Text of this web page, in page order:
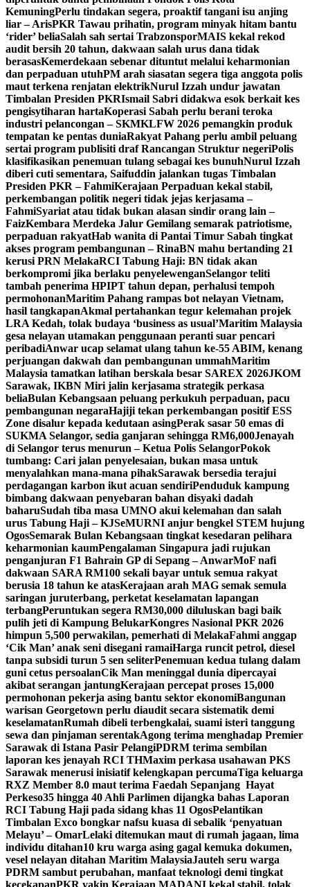
KemuningPerlu tindakan segera, proaktif tangani isu anjing
liar – ArisPKR Tawau prihatin, program minyak hitam bantu
‘rider’ beliaSalah sah sertai TrabzonsporMAIS kekal rekod
audit bersih 20 tahun, dakwaan salah urus dana tidak
berasasKemerdekaan sebenar dituntut melalui keharmonian
dan perpaduan utuhPM arah siasatan segera tiga anggota polis
maut terkena renjatan elektrikNurul Izzah undur jawatan
Timbalan Presiden PKRIsmail Sabri didakwa esok berkait kes
pengisytiharan hartaKoperasi Sabah perlu berani teroka
industri pelancongan – SKMKLFW 2026 pemangkin produk
tempatan ke pentas duniaRakyat Pahang perlu ambil peluang
sertai program publisiti draf Rancangan Struktur negeriPolis
klasifikasikan penemuan tulang sebagai kes bunuhNurul Izzah
diberi cuti sementara, Saifuddin jalankan tugas Timbalan
Presiden PKR – FahmiKerajaan Perpaduan kekal stabil,
perkembangan politik negeri tidak jejas kerjasama –
FahmiSyariat atau tidak bukan alasan sindir orang lain –
FaizKembara Merdeka Jalur Gemilang semarak patriotisme,
perpaduan rakyatHab wanita di Pantai Timur Sabah tingkat
akses program pembangunan – RinaBN mahu bertanding 21
kerusi PRN MelakaRCI Tabung Haji: BN tidak akan
berkompromi jika berlaku penyelewenganSelangor teliti
tambah penerima HPIPT tahun depan, perhalusi tempoh
permohonanMaritim Pahang rampas bot nelayan Vietnam,
hasil tangkapanAkmal pertahankan tegur kelemahan projek
LRA Kedah, tolak budaya ‘business as usual’Maritim Malaysia
gesa nelayan utamakan penggunaan peranti suar pencari
peribadiAnwar ucap selamat ulang tahun ke-55 ABIM, kenang
perjuangan dakwah dan pembangunan ummahMaritim
Malaysia tamatkan latihan berskala besar SAREX 2026JKOM
Sarawak, IKBN Miri jalin kerjasama strategik perkasa
beliaBulan Kebangsaan peluang perkukuh perpaduan, pacu
pembangunan negaraHajiji tekan perkembangan positif ESS
Zone disalur kepada kedutaan asingPerak sasar 50 emas di
SUKMA Selangor, sedia ganjaran sehingga RM6,000Jenayah
di Selangor terus menurun – Ketua Polis SelangorPokok
tumbang: Cari jalan penyelesaian, bukan masa untuk
menyalahkan mana-mana pihakSarawak bersedia terajui
perdagangan karbon ikut acuan sendiriPenduduk kampung
bimbang dakwaan penyebaran bahan disyaki dadah
baharuSudah tiba masa UMNO akui kelemahan dan salah
urus Tabung Haji – KJSeMURNI anjur bengkel STEM hujung
OgosSemarak Bulan Kebangsaan tingkat kesedaran pelihara
keharmonian kaumPengalaman Singapura jadi rujukan
penganjuran F1 Bahrain GP di Sepang – AnwarMoF nafi
dakwaan SARA RM100 sekali bayar untuk semua rakyat
berusia 18 tahun ke atasKerajaan arah MAG semak semula
saringan juruterbang, perketat keselamatan lapangan
terbangPeruntukan segera RM30,000 diluluskan bagi baik
pulih jeti di Kampung BelukarKongres Nasional PKR 2026
himpun 5,500 perwakilan, pemerhati di MelakaFahmi anggap
‘Cik Man’ anak seni disegani ramaiHarga runcit petrol, diesel
tanpa subsidi turun 5 sen seliterPenemuan kedua tulang dalam
guni cetus persoalanCik Man meninggal dunia dipercayai
akibat serangan jantungKerajaan percepat proses 15,000
permohonan pekerja asing bantu sektor ekonomiBangunan
warisan Georgetown perlu diaudit secara sistematik demi
keselamatanRumah dibeli terbengkalai, suami isteri tanggung
sewa dan pinjaman serentakAgong terima menghadap Premier
Sarawak di Istana Pasir PelangiPDRM terima sembilan
laporan kes jenayah RCI THMaxim perkasa usahawan PKS
Sarawak menerusi inisiatif kelengkapan percumaTiga keluarga
RXZ Member 8.0 maut terima Faedah Sepanjang Hayat
Perkeso35 hingga 40 Ahli Parlimen dijangka bahas Laporan
RCI Tabung Haji pada sidang khas 11 OgosPelantikan
Timbalan Exco bongkar nafsu kuasa di sebalik ‘penyatuan
Melayu’ – OmarLelaki ditemukan maut di rumah jagaan, lima
individu ditahan10 kru warga asing gagal kemuka dokumen,
vesel nelayan ditahan Maritim MalaysiaJauteh seru warga
PDRM sambut perubahan, manfaat teknologi demi tingkat